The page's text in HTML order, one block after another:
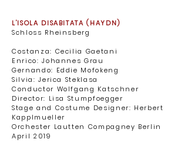
L'ISOLA DISABITATA (HAYDN)
Schloss Rheinsberg ​
Costanza: Cecilia Gaetani
Enrico: Johannes Grau
Gernando: Eddie Mofokeng
Silvia: Jerica Steklasa ​
Conductor Wolfgang Katschner
Director: Lisa Stumpfoegger
Stage and Costume Designer: Herbert
Kapplmueller
Orchester Lautten Compagney Berlin ​
April 2019